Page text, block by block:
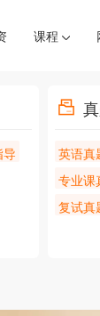
课程
英语真
专业课
复试真